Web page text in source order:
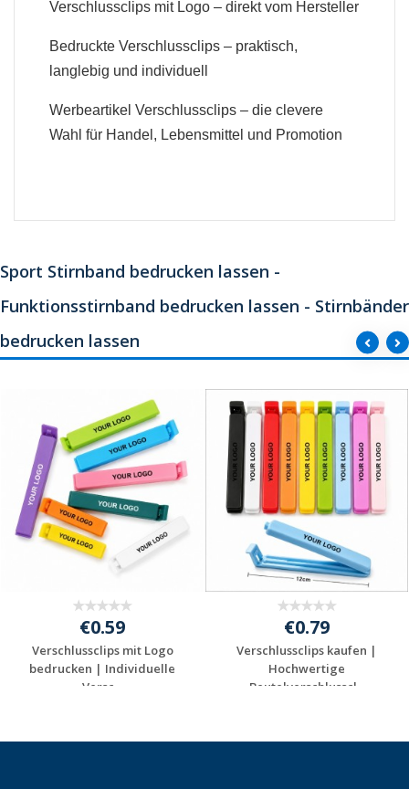
Verschlussclips mit Logo – direkt vom Hersteller
Bedruckte Verschlussclips – praktisch,
langlebig und individuell
Werbeartikel Verschlussclips – die clevere
Wahl für Handel, Lebensmittel und Promotion
Sport Stirnband bedrucken lassen -
Funktionsstirnband bedrucken lassen - Stirnbänder
bedrucken lassen
€0.59
Verschlussclips mit Logo
bedrucken | Individuelle
Versc...
€0.79
Verschlussclips kaufen |
Hochwertige
Beutelverschlusscl...